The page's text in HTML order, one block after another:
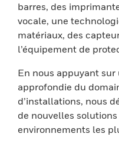
barres, des
vocale, une
matériaux, des
l’équipement de
En nous appuyant sur
approfondie du
d’installations, nous
de nouvelles
environnements les